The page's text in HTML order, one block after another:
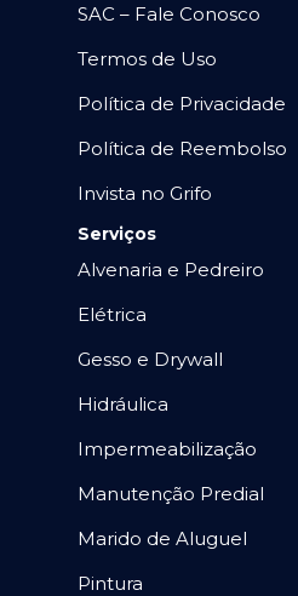
SAC – Fale Conosco
Termos de Uso
Política de Privacidade
Política de Reembolso
Invista no Grifo
Serviços
Alvenaria e Pedreiro
Elétrica
Gesso e Drywall
Hidráulica
Impermeabilização
Manutenção Predial
Marido de Aluguel
Pintura